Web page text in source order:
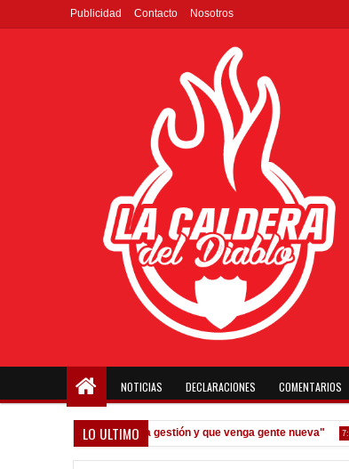
Publicidad Contacto Nosotros
NOTICIAS DECLARACIONES COMENTARIOS
LO ULTIMO
"Prefiero dejar la gestión y que venga gente nueva" 7:08 PM